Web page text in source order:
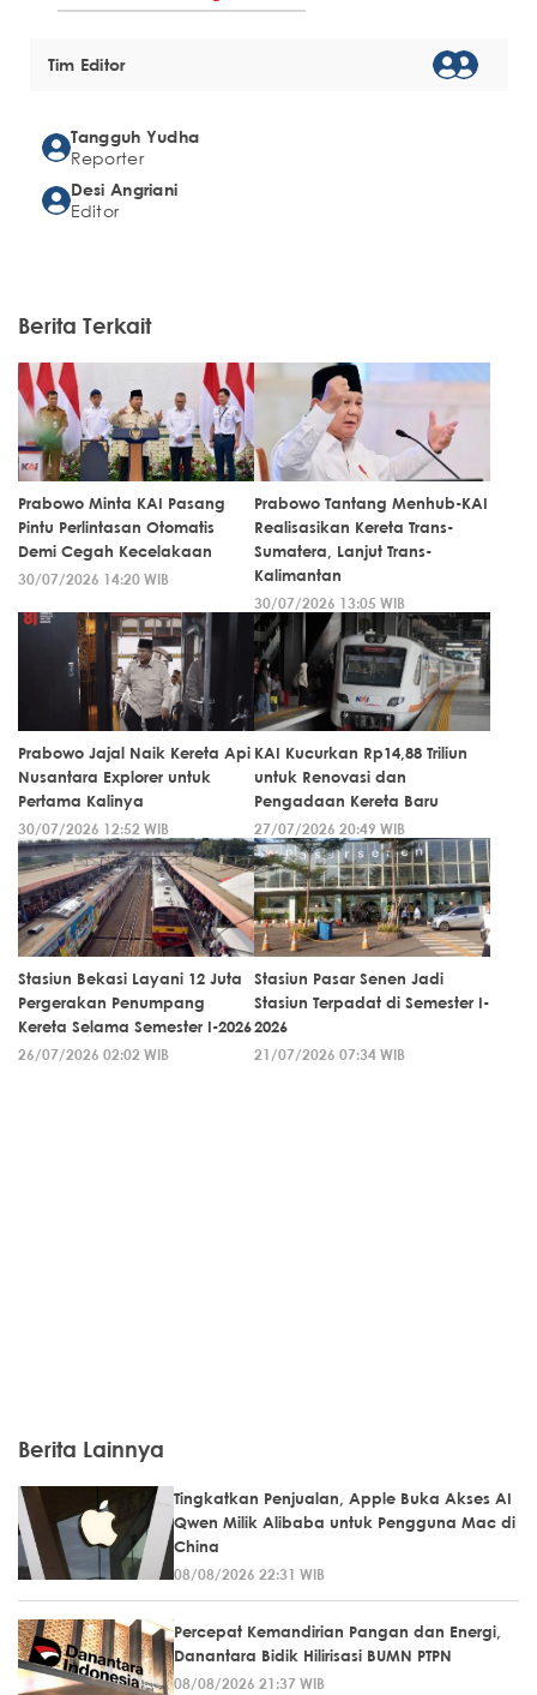
Tim Editor
Tangguh Yudha
Reporter
Desi Angriani
Editor
Berita Terkait
Prabowo Minta KAI Pasang
Pintu Perlintasan Otomatis
Demi Cegah Kecelakaan
30/07/2026 14:20 WIB
Prabowo Tantang Menhub-KAI
Realisasikan Kereta Trans-
Sumatera, Lanjut Trans-
Kalimantan
30/07/2026 13:05 WIB
Prabowo Jajal Naik Kereta Api
Nusantara Explorer untuk
Pertama Kalinya
30/07/2026 12:52 WIB
KAI Kucurkan Rp14,88 Triliun
untuk Renovasi dan
Pengadaan Kereta Baru
27/07/2026 20:49 WIB
Stasiun Bekasi Layani 12 Juta
Pergerakan Penumpang
Kereta Selama Semester I-2026
26/07/2026 02:02 WIB
Stasiun Pasar Senen Jadi
Stasiun Terpadat di Semester I-
2026
21/07/2026 07:34 WIB
Berita Lainnya
Tingkatkan Penjualan, Apple Buka Akses AI
Qwen Milik Alibaba untuk Pengguna Mac di
China
08/08/2026 22:31 WIB
Percepat Kemandirian Pangan dan Energi,
Danantara Bidik Hilirisasi BUMN PTPN
08/08/2026 21:37 WIB